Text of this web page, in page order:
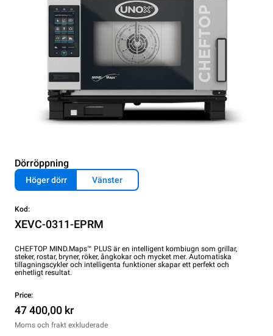
Dörröppning
Höger dörr Vänster
Kod:
XEVC-0311-EPRM
CHEFTOP MIND.Maps™ PLUS är en intelligent kombiugn som grillar,
steker, rostar, bryner, röker, ångkokar och mycket mer. Automatiska
tillagningscykler och intelligenta funktioner skapar ett perfekt och
enhetligt resultat.
Price:
47 400,00 kr
Moms och frakt exkluderade